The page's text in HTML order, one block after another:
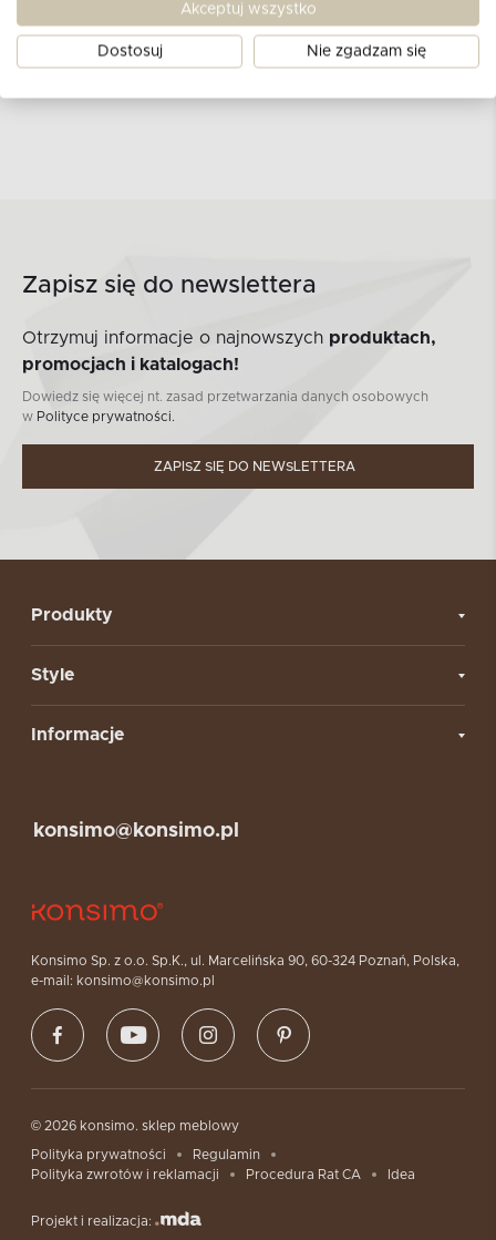
DODAJ OPINIĘ
Zapisz się do newslettera
Otrzymuj informacje o najnowszych produktach,
promocjach i katalogach!
Dowiedz się więcej nt. zasad przetwarzania danych osobowych
w Polityce prywatności.
ZAPISZ SIĘ DO NEWSLETTERA
Produkty
Style
Informacje
Konsimo Sp. z o.o. Sp.K., ul. Marcelińska 90, 60-324 Poznań, Polska,
e-mail: konsimo@konsimo.pl
konsimo@konsimo.pl
© 2026 konsimo. sklep meblowy
Polityka prywatności
Regulamin
Polityka zwrotów i reklamacji
Procedura Rat CA Idea
Projekt i realizacja:
Akceptuj wszystko
Dostosuj Nie zgadzam się